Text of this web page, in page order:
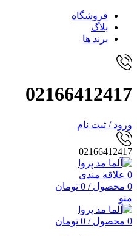
فروشگاه
بلاگ
برند ها
02166412417
ورود / ثبت نام
02166412417
0 علاقه مندی
0 محصول /
0 تومان
منو
0 محصول /
0 تومان